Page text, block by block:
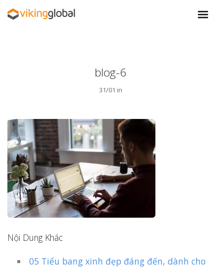
blog-6
31/01 in
Nội Dung Khác
05 Tiểu bang xinh đẹp đáng đến, dành cho